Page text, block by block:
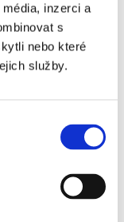
inzerci a
s
nebo které
služby.
+3 400 Kč